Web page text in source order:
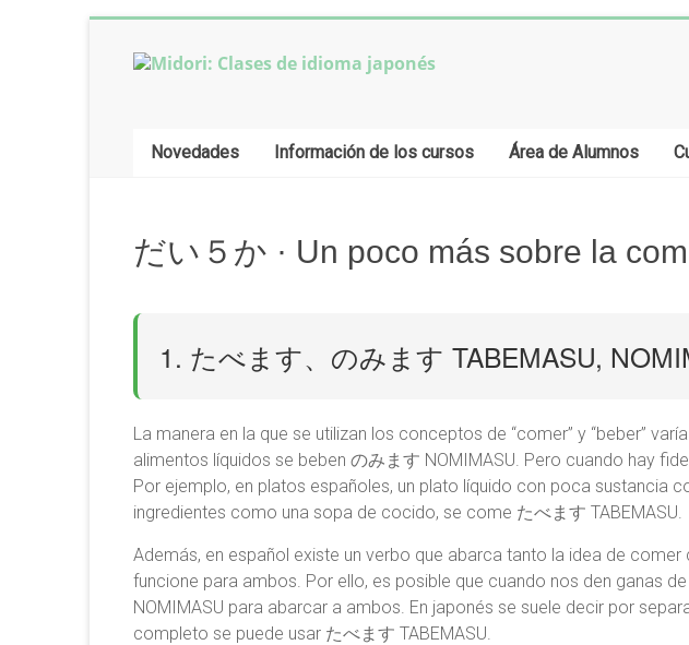
contenido
Midori:
de
japonés
idioma
desde
Buenos
Aires
Novedades Información de los cursos Área de Alumnos
だい５か · Un poco más sobre la
1. たべます、のみます TABEMASU,
La manera en la que se utilizan los conceptos de “comer” y “beber”
alimentos líquidos se beben のみます NOMIMASU. Pero cuando hay
Por ejemplo, en platos españoles, un plato líquido con poca sustancia
ingredientes como una sopa de cocido, se come たべます TABEMASU.
Además, en español existe un verbo que abarca tanto la idea de
funcione para ambos. Por ello, es posible que cuando nos den ganas
NOMIMASU para abarcar a ambos. En japonés se suele decir por
completo se puede usar たべます TABEMASU.